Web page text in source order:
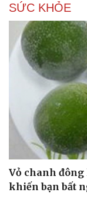
Du lịch
Tư vấn
SỨC KHỎE
Vỏ chanh đông
khiến bạn bất